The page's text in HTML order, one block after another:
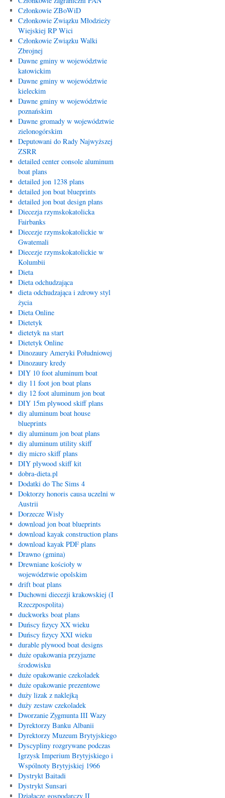
Członkowie ZBoWiD
Członkowie Związku Młodzieży
Wiejskiej RP Wici
Członkowie Związku Walki
Zbrojnej
Dawne gminy w województwie
katowickim
Dawne gminy w województwie
kieleckim
Dawne gminy w województwie
poznańskim
Dawne gromady w województwie
zielonogórskim
Deputowani do Rady Najwyższej
ZSRR
detailed center console aluminum
boat plans
detailed jon 1238 plans
detailed jon boat blueprints
detailed jon boat design plans
Diecezja rzymskokatolicka
Fairbanks
Diecezje rzymskokatolickie w
Gwatemali
Diecezje rzymskokatolickie w
Kolumbii
Dieta
Dieta odchudzająca
dieta odchudzająca i zdrowy styl
życia
Dieta Online
Dietetyk
dietetyk na start
Dietetyk Online
Dinozaury Ameryki Południowej
Dinozaury kredy
DIY 10 foot aluminum boat
diy 11 foot jon boat plans
diy 12 foot aluminum jon boat
DIY 15m plywood skiff plans
diy aluminum boat house
blueprints
diy aluminum jon boat plans
diy aluminum utility skiff
diy micro skiff plans
DIY plywood skiff kit
dobra-dieta.pl
Dodatki do The Sims 4
Doktorzy honoris causa uczelni w
Austrii
Dorzecze Wisły
download jon boat blueprints
download kayak construction plans
download kayak PDF plans
Drawno (gmina)
Drewniane kościoły w
województwie opolskim
drift boat plans
Duchowni diecezji krakowskiej (I
Rzeczpospolita)
duckworks boat plans
Duńscy fizycy XX wieku
Duńscy fizycy XXI wieku
durable plywood boat designs
duże opakowania przyjazne
środowisku
duże opakowanie czekoladek
duże opakowanie prezentowe
duży lizak z naklejką
duży zestaw czekoladek
Dworzanie Zygmunta III Wazy
Dyrektorzy Banku Albanii
Dyrektorzy Muzeum Brytyjskiego
Dyscypliny rozgrywane podczas
Igrzysk Imperium Brytyjskiego i
Wspólnoty Brytyjskiej 1966
Dystrykt Baitadi
Dystrykt Sunsari
Działacze gospodarczy II